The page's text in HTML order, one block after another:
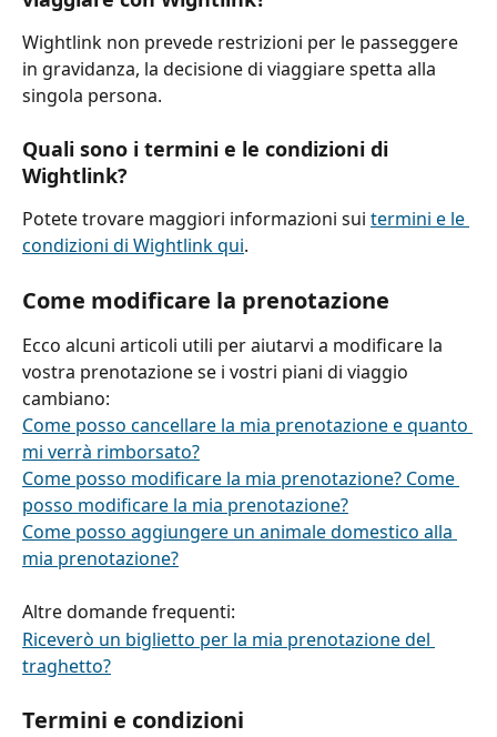
Wightlink non prevede restrizioni per le passeggere
in gravidanza, la decisione di viaggiare spetta alla
singola persona.
Quali sono i termini e le condizioni di
Wightlink?
Potete trovare maggiori informazioni sui termini e le
condizioni di Wightlink qui.
Come modificare la prenotazione
Ecco alcuni articoli utili per aiutarvi a modificare la
vostra prenotazione se i vostri piani di viaggio
cambiano:
Come posso cancellare la mia prenotazione e quanto
mi verrà rimborsato?
Come posso modificare la mia prenotazione? Come
posso modificare la mia prenotazione?
Come posso aggiungere un animale domestico alla
mia prenotazione?
Altre domande frequenti:
Riceverò un biglietto per la mia prenotazione del
traghetto?
Termini e condizioni